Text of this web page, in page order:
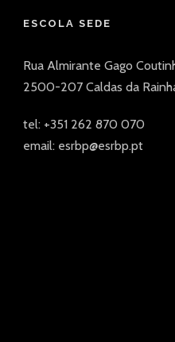
ESCOLA SEDE
Rua Almirante Gago
2500-207 Caldas da
tel: +351 262 870 070
email: esrbp@esrbp.pt